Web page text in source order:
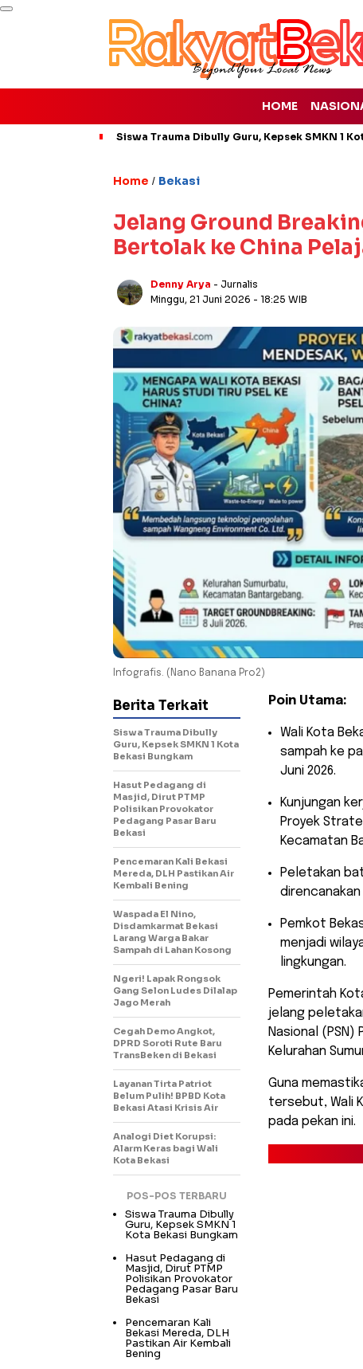
HOME
Siswa Trauma Dibully Guru, Kepsek SMKN 1
Home / Bekasi
Jelang Ground
Bertolak ke China
Denny Arya - Jurnalis
Minggu, 21 Juni 2026 - 18:25 WIB
Infografis. (Nano Banana Pro2)
Poin Utama:
​Wali Kota
sampah ke
Juni 2026.
​Kunjungan
Proyek
Kecamatan
​Peletakan
​Pemkot
menjadi
lingkungan.
Pemerintah
jelang
Nasional (PSN)
Kelurahan
Guna
tersebut, Wali
pada pekan ini.
Berita Terkait
Siswa Trauma Dibully
Guru, Kepsek SMKN 1 Kota
Bekasi Bungkam
Hasut Pedagang di
Masjid, Dirut PTMP
Polisikan Provokator
Pedagang Pasar Baru
Bekasi
Pencemaran Kali Bekasi
Mereda, DLH Pastikan Air
Kembali Bening
Waspada El Nino,
Disdamkarmat Bekasi
Larang Warga Bakar
Sampah di Lahan Kosong
Ngeri! Lapak Rongsok
Gang Selon Ludes Dilalap
Jago Merah
Cegah Demo Angkot,
DPRD Soroti Rute Baru
TransBeken di Bekasi
Layanan Tirta Patriot
Belum Pulih! BPBD Kota
Bekasi Atasi Krisis Air
Analogi Diet Korupsi:
Alarm Keras bagi Wali
Kota Bekasi
POS-POS TERBARU
Siswa Trauma Dibully
Guru, Kepsek SMKN 1
Kota Bekasi Bungkam
Hasut Pedagang di
Masjid, Dirut PTMP
Polisikan Provokator
Pedagang Pasar Baru
Bekasi
Pencemaran Kali
Bekasi Mereda, DLH
Pastikan Air Kembali
Bening